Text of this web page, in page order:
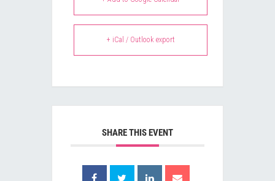
+ iCal / Outlook export
SHARE THIS EVENT